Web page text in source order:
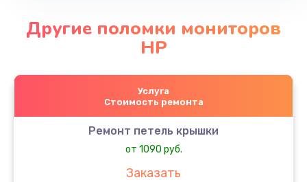
Другие поломки мониторов
HP
Услуга
Стоимость ремонта
Ремонт петель крышки
от 1090 руб.
Заказать